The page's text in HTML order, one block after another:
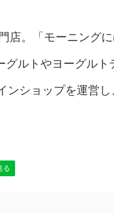
店。「モーニング
グルトやヨーグル
ンショップを運営
る